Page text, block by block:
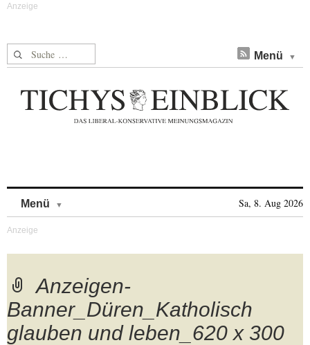
Suche nach: Menü
Menü Sa, 8. Aug 2026
Anzeigen-
Banner_Düren_Katholisch
glauben und leben_620 x 300